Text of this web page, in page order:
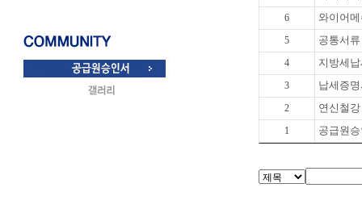
6 와이어
5 공통서
4 지방세
3 납세증
2 연신철
1 공급원